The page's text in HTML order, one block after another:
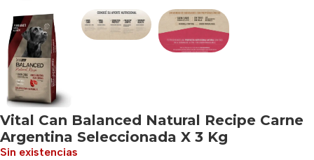
Vital Can Balanced Natural Recipe Carne
Argentina Seleccionada X 3 Kg
Sin existencias